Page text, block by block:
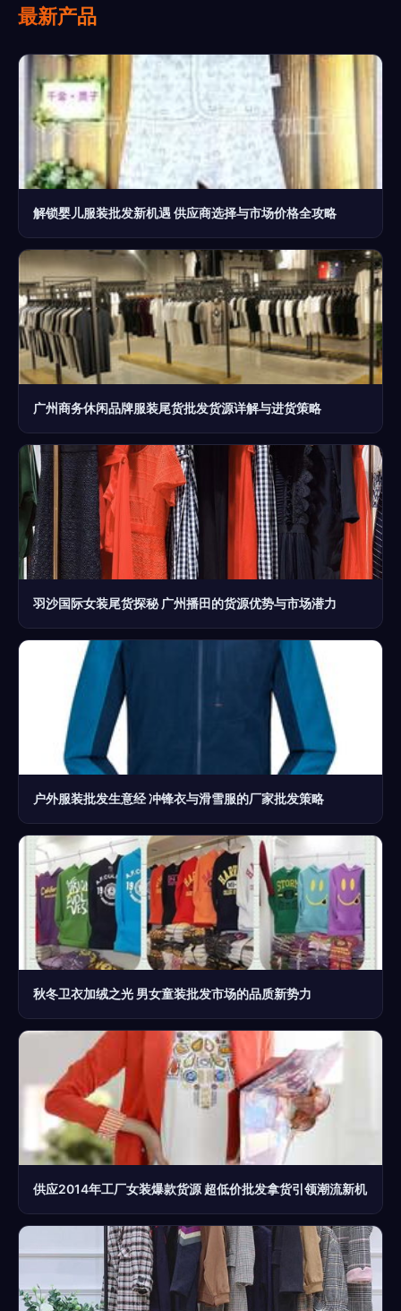
最新产品
解锁婴儿服装批发新机遇 供应商选择与市场价格全攻略
广州商务休闲品牌服装尾货批发货源详解与进货策略
羽沙国际女装尾货探秘 广州播田的货源优势与市场潜力
户外服装批发生意经 冲锋衣与滑雪服的厂家批发策略
秋冬卫衣加绒之光 男女童装批发市场的品质新势力
供应2014年工厂女装爆款货源 超低价批发拿货引领潮流新机